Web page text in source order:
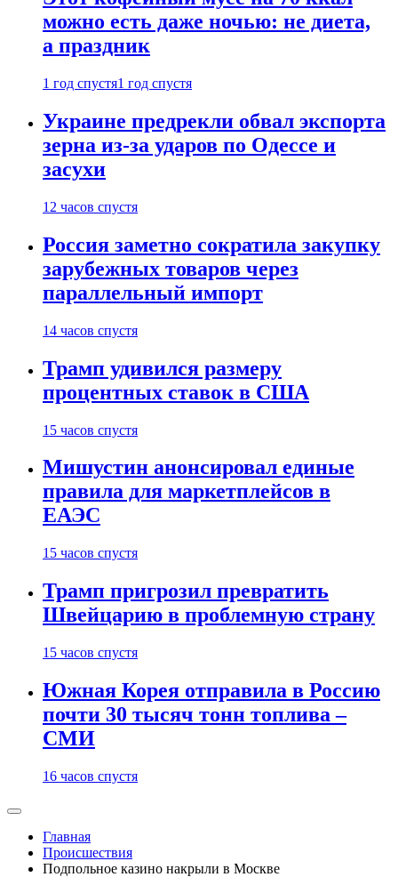
можно есть даже ночью: не диета,
а праздник
1 год спустя1 год спустя
Украине предрекли обвал экспорта
зерна из-за ударов по Одессе и
засухи
12 часов спустя
Россия заметно сократила закупку
зарубежных товаров через
параллельный импорт
14 часов спустя
Трамп удивился размеру
процентных ставок в США
15 часов спустя
Мишустин анонсировал единые
правила для маркетплейсов в
ЕАЭС
15 часов спустя
Трамп пригрозил превратить
Швейцарию в проблемную страну
15 часов спустя
Южная Корея отправила в Россию
почти 30 тысяч тонн топлива –
СМИ
16 часов спустя
Главная
Происшествия
Подпольное казино накрыли в Москве